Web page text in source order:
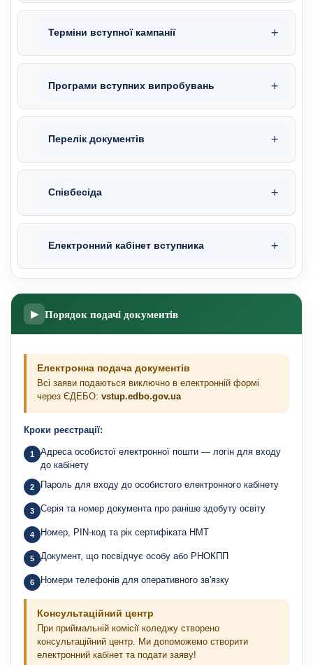
Терміни вступної кампанії
Програми вступних випробувань
Перелік документів
Співбесіда
Електронний кабінет вступника
▶ Порядок подачі документів
Електронна подача документів
Всі заяви подаються виключно в електронній формі
через ЄДЕБО: vstup.edbo.gov.ua
Кроки реєстрації:
Адреса особистої електронної пошти — логін для входу
до кабінету
Пароль для входу до особистого електронного кабінету
Серія та номер документа про раніше здобуту освіту
Номер, PIN-код та рік сертифіката НМТ
Документ, що посвідчує особу або РНОКПП
Номери телефонів для оперативного зв'язку
Консультаційний центр
При приймальній комісії коледжу створено
консультаційний центр. Ми допоможемо створити
електронний кабінет та подати заяву!